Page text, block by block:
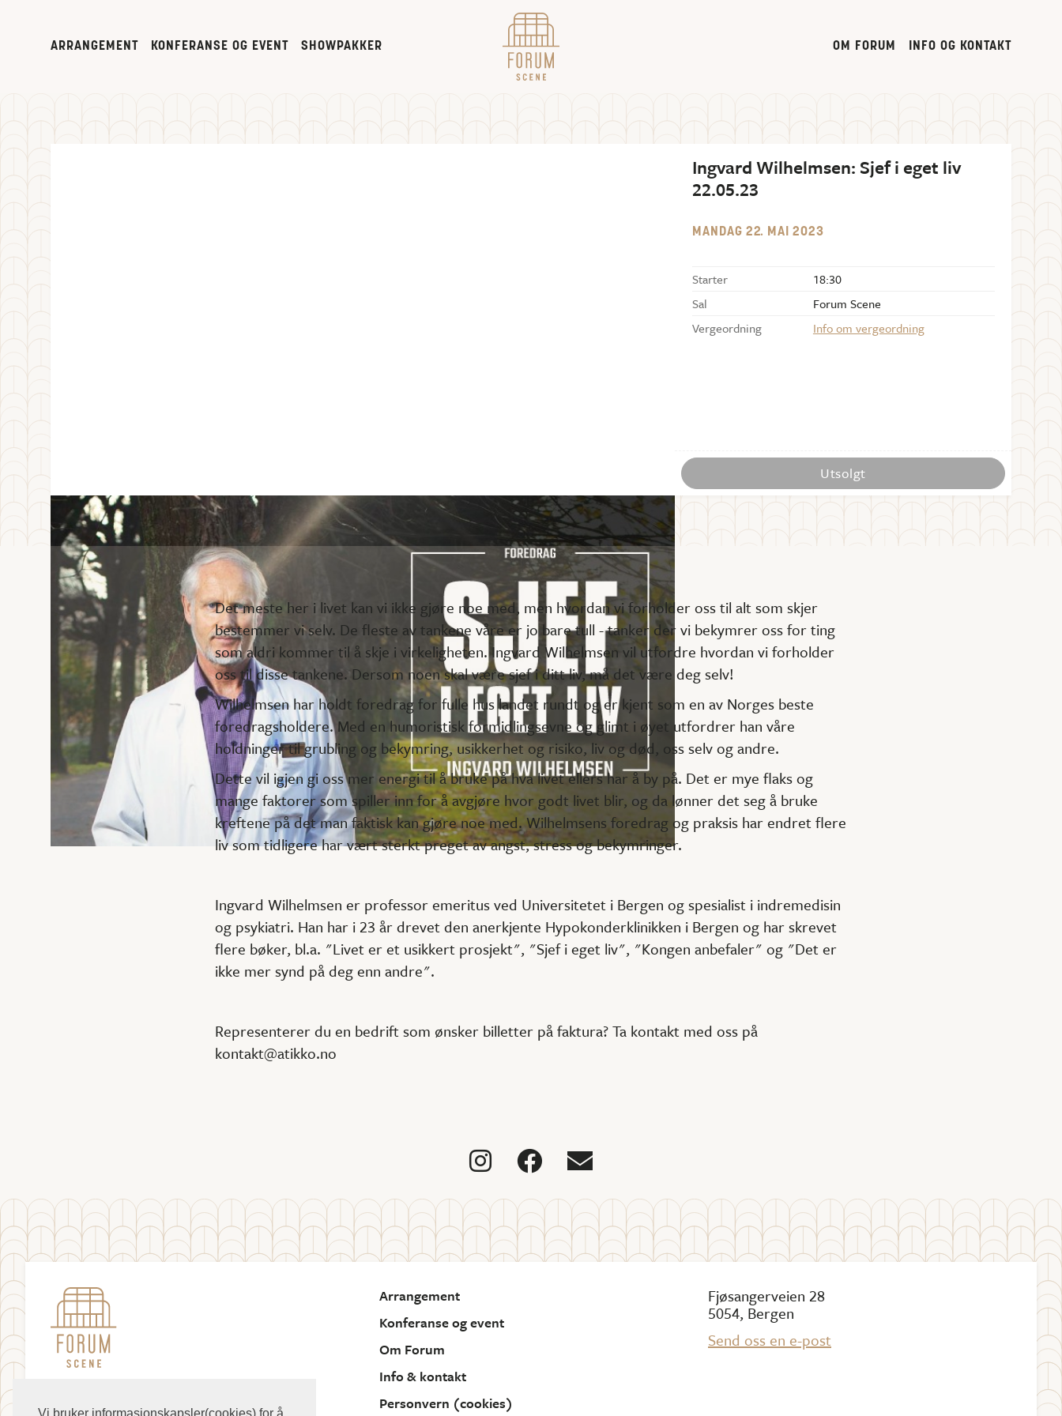
ARRANGEMENT KONFERANSE OG EVENT SHOWPAKKER OM FORUM INFO OG KONTAKT
Ingvard Wilhelmsen: Sjef i eget liv
22.05.23
MANDAG 22. MAI 2023
Starter
18:30
Sal
Forum Scene
Vergeordning
Info om vergeordning
Utsolgt
Det meste her i livet kan vi ikke gjøre noe med, men hvordan vi forholder oss til alt som skjer
bestemmer vi selv. De fleste av tankene våre er jo bare tull - tanker der vi bekymrer oss for ting
som aldri kommer til å skje i virkeligheten. Ingvard Wilhelmsen vil utfordre hvordan vi forholder
oss til disse tankene. Dersom noen skal være sjef i ditt liv, må det være deg selv!
Wilhelmsen har holdt foredrag for fulle hus landet rundt og er kjent som en av Norges beste
foredragsholdere. Med en humoristisk formidlingsevne og glimt i øyet utfordrer han våre
holdninger til grubling og bekymring, usikkerhet og risiko, liv og død, oss selv og andre.
Dette vil igjen gi oss mer energi til å bruke på hva livet ellers har å by på. Det er mye flaks og
mange faktorer som spiller inn for å avgjøre hvor godt livet blir, og da lønner det seg å bruke
kreftene på det man faktisk kan gjøre noe med. Wilhelmsens foredrag og praksis har endret flere
liv som tidligere har vært sterkt preget av angst, stress og bekymringer.
Ingvard Wilhelmsen er professor emeritus ved Universitetet i Bergen og spesialist i indremedisin
og psykiatri. Han har i 23 år drevet den anerkjente Hypokonderklinikken i Bergen og har skrevet
flere bøker, bl.a. "Livet er et usikkert prosjekt", "Sjef i eget liv", "Kongen anbefaler" og "Det er
ikke mer synd på deg enn andre".
Representerer du en bedrift som ønsker billetter på faktura? Ta kontakt med oss på
kontakt@atikko.no
  
Arrangement
Konferanse og event
Om Forum
Info & kontakt
Personvern (cookies)
Fjøsangerveien 28
5054, Bergen
Send oss en e-post